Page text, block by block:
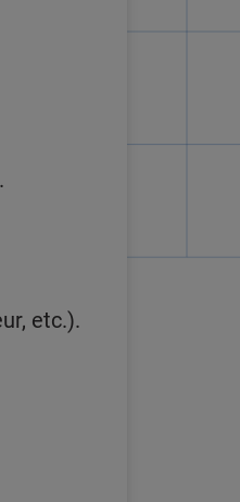
etc.).